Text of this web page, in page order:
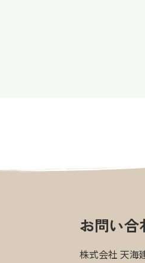
お問い合
株式会社 天海